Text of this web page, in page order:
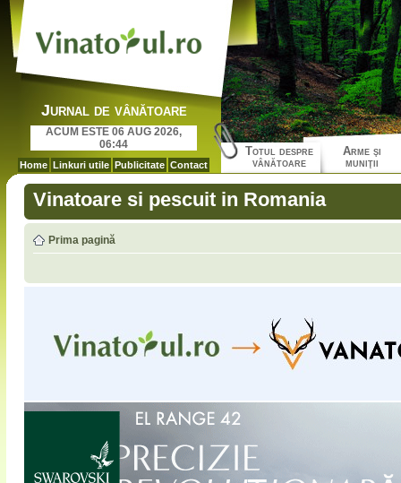
Jurnal de vânătoare
ACUM ESTE 06 AUG 2026,
06:44
Home Linkuri utile Publicitate Contact
Totul despre
vânătoare
Arme şi
muniţii
Vinatoare si pescuit in Romania
Prima pagină